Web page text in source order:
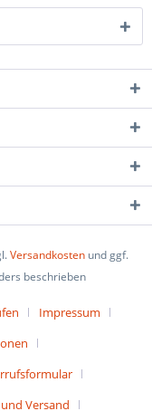
Versandkosten und ggf.
beschrieben
Impressum
Versand